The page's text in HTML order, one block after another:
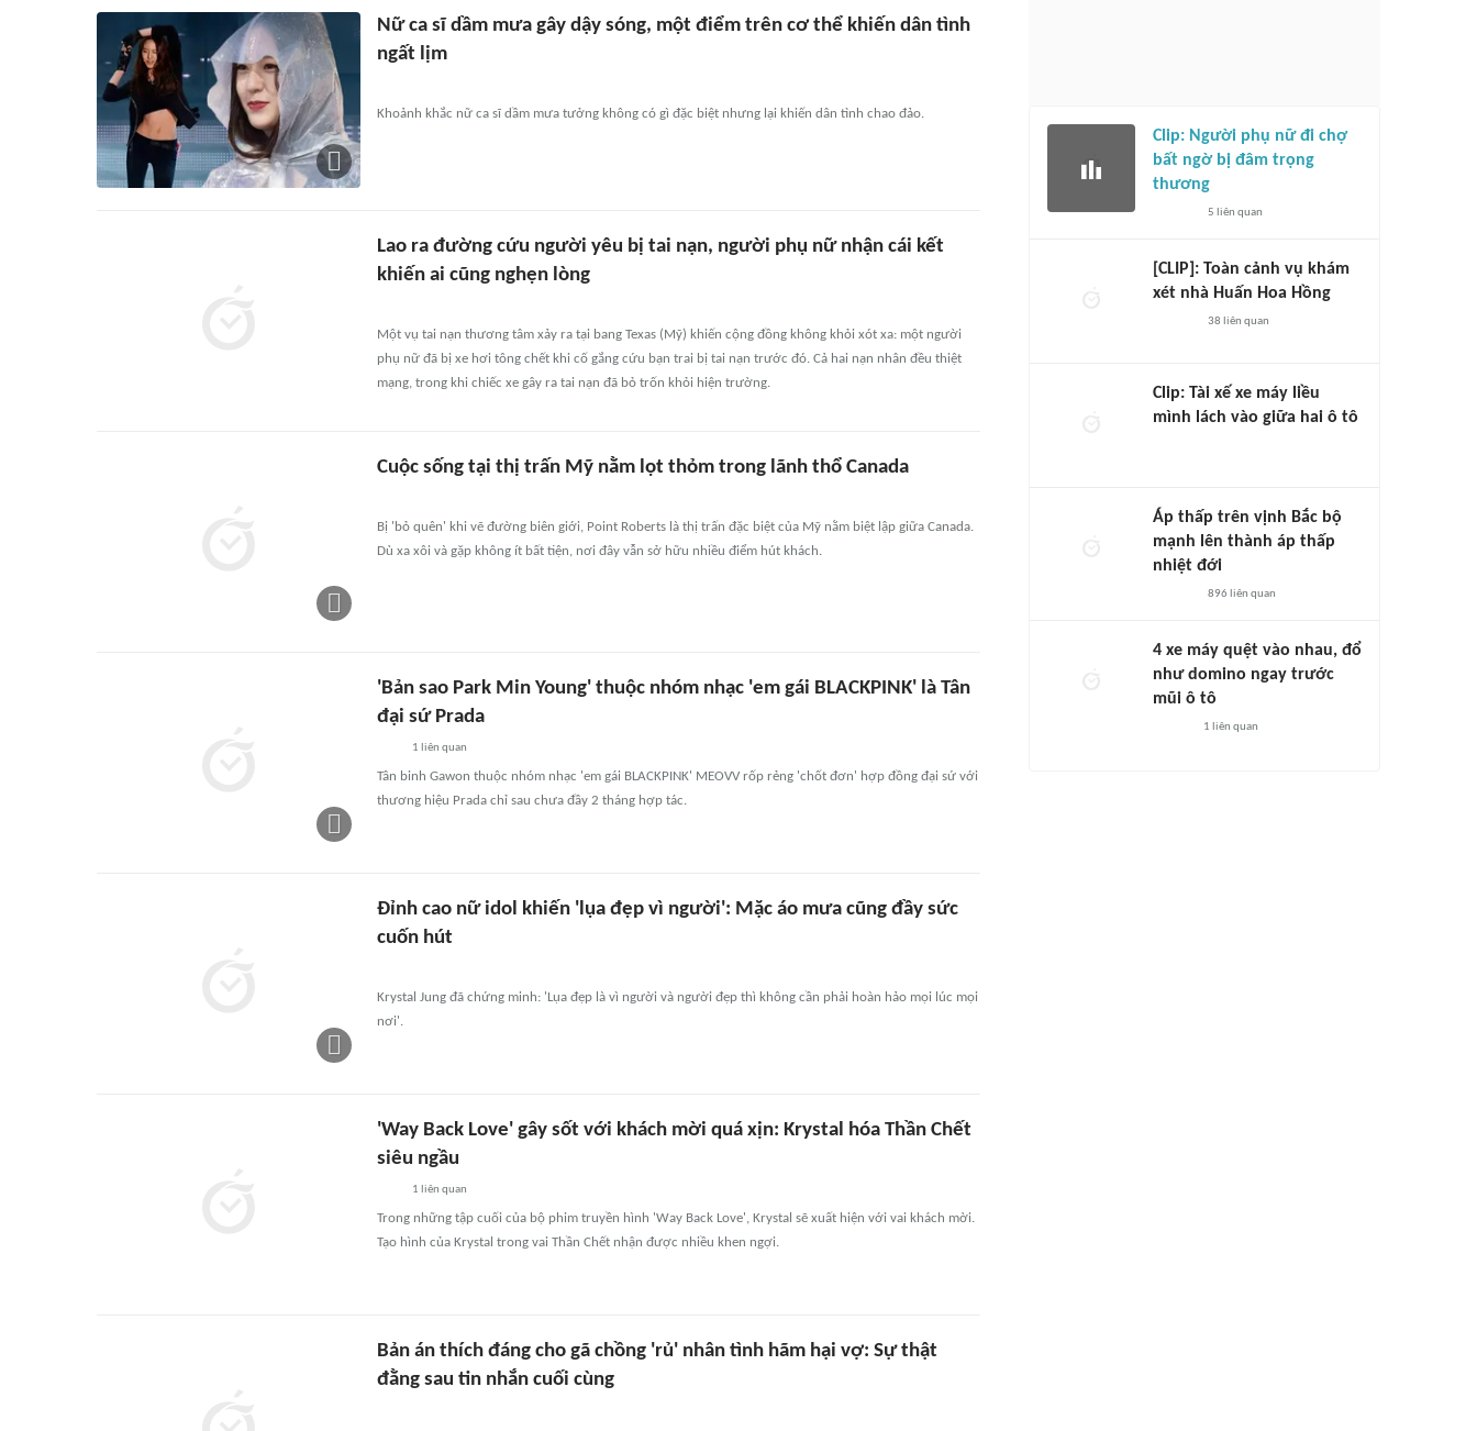
Nữ ca sĩ dầm mưa gây dậy sóng, một điểm trên cơ thể khiến dân tình
ngất lịm
Khoảnh khắc nữ ca sĩ dầm mưa tưởng không có gì đặc biệt nhưng lại khiến dân tình chao đảo.
Lao ra đường cứu người yêu bị tai nạn, người phụ nữ nhận cái kết
khiến ai cũng nghẹn lòng
Một vụ tai nạn thương tâm xảy ra tại bang Texas (Mỹ) khiến cộng đồng không khỏi xót xa: một người
phụ nữ đã bị xe hơi tông chết khi cố gắng cứu bạn trai bị tai nạn trước đó. Cả hai nạn nhân đều thiệt
mạng, trong khi chiếc xe gây ra tai nạn đã bỏ trốn khỏi hiện trường.
Cuộc sống tại thị trấn Mỹ nằm lọt thỏm trong lãnh thổ Canada
Bị 'bỏ quên' khi vẽ đường biên giới, Point Roberts là thị trấn đặc biệt của Mỹ nằm biệt lập giữa Canada.
Dù xa xôi và gặp không ít bất tiện, nơi đây vẫn sở hữu nhiều điểm hút khách.
'Bản sao Park Min Young' thuộc nhóm nhạc 'em gái BLACKPINK' là Tân
đại sứ Prada
1 liên quan
Tân binh Gawon thuộc nhóm nhạc 'em gái BLACKPINK' MEOVV rốp rẻng 'chốt đơn' hợp đồng đại sứ với
thương hiệu Prada chỉ sau chưa đầy 2 tháng hợp tác.
Đỉnh cao nữ idol khiến 'lụa đẹp vì người': Mặc áo mưa cũng đầy sức
cuốn hút
Krystal Jung đã chứng minh: 'Lụa đẹp là vì người và người đẹp thì không cần phải hoàn hảo mọi lúc mọi
nơi'.
'Way Back Love' gây sốt với khách mời quá xịn: Krystal hóa Thần Chết
siêu ngầu
1 liên quan
Trong những tập cuối của bộ phim truyền hình 'Way Back Love', Krystal sẽ xuất hiện với vai khách mời.
Tạo hình của Krystal trong vai Thần Chết nhận được nhiều khen ngợi.
Bản án thích đáng cho gã chồng 'rủ' nhân tình hãm hại vợ: Sự thật
đằng sau tin nhắn cuối cùng
Clip: Người phụ nữ đi chợ
bất ngờ bị đâm trọng
thương
5 liên quan
[CLIP]: Toàn cảnh vụ khám
xét nhà Huấn Hoa Hồng
38 liên quan
Clip: Tài xế xe máy liều
mình lách vào giữa hai ô tô
Áp thấp trên vịnh Bắc bộ
mạnh lên thành áp thấp
nhiệt đới
896 liên quan
4 xe máy quệt vào nhau, đổ
như domino ngay trước
mũi ô tô
1 liên quan